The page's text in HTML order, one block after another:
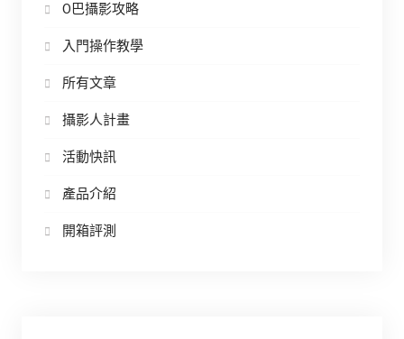
O巴攝影攻略
入門操作教學
所有文章
攝影人計畫
活動快訊
產品介紹
開箱評測